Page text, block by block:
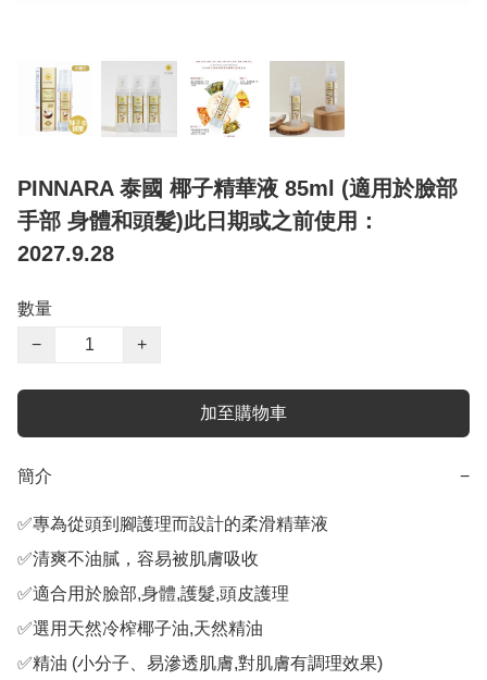
PINNARA 泰國 椰子精華液 85ml (適用於臉部
手部 身體和頭髮)此日期或之前使用：
2027.9.28
數量
−
+
加至購物車
簡介 −
✅專為從頭到腳護理而設計的柔滑精華液
✅清爽不油膩，容易被肌膚吸收
✅適合用於臉部,身體,護髮,頭皮護理
✅選用天然冷榨椰子油,天然精油
✅精油 (小分子、易滲透肌膚,對肌膚有調理效果)